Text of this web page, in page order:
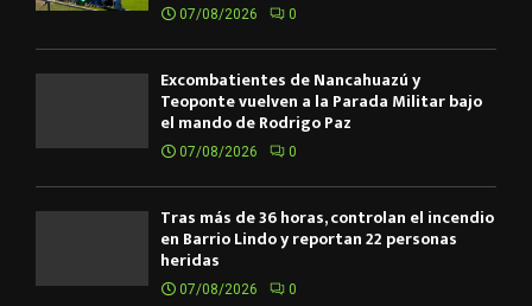
07/08/2026 0
Excombatientes de Ñancahuazú y
Teoponte vuelven a la Parada Militar bajo
el mando de Rodrigo Paz
07/08/2026 0
Tras más de 36 horas, controlan el incendio
en Barrio Lindo y reportan 22 personas
heridas
07/08/2026 0